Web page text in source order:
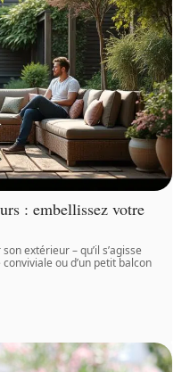
: embellissez votre
extérieur – qu’il s’agisse
ou d’un petit balcon